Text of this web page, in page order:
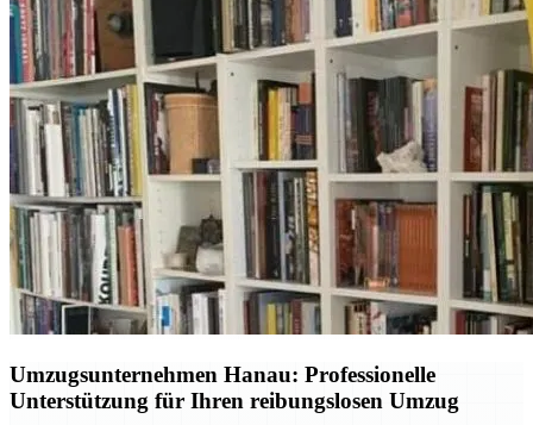
Umzugsunternehmen Hanau: Professionelle
Unterstützung für Ihren reibungslosen Umzug